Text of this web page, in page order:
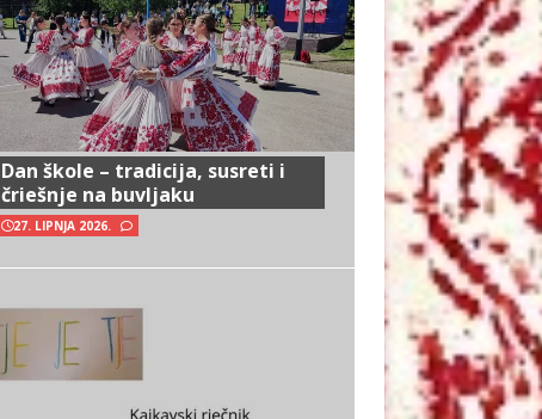
Dan škole – tradicija, susreti i
čriešnje na buvljaku
27. LIPNJA 2026.